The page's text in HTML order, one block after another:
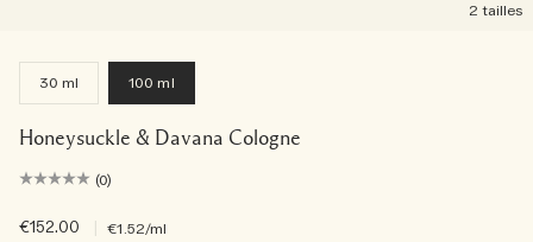
2 tailles
30 ml 100 ml
Honeysuckle & Davana Cologne
(0)
€152.00 €1.52/ml